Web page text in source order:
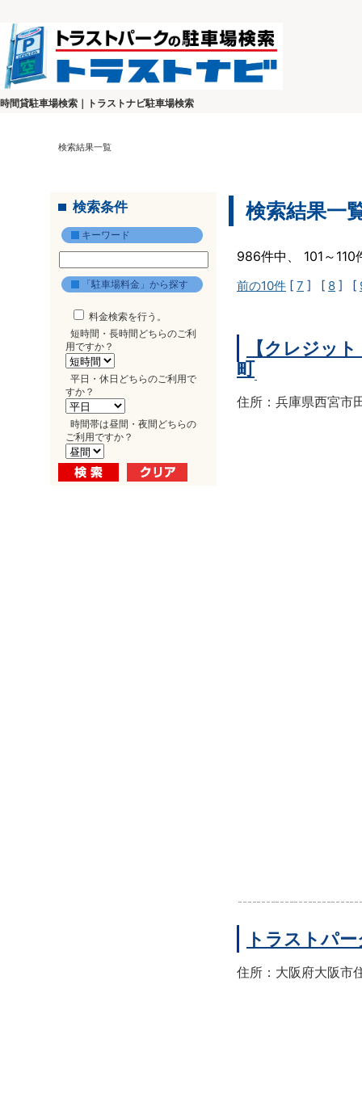
時間貸駐車場検索｜トラストナビ駐車場検索
検索結果一覧
検索条件
キーワード
「駐車場料金」から探す
料金検索を行う。
短時間・長時間どちらのご利
用ですか？
平日・休日どちらのご利用で
すか？
時間帯は昼間・夜間どちらの
ご利用ですか？
検索結果一
986件中、 101～
前の10件 [ 7 ] [ 8 ] [
【クレジッ
町
住所：兵庫県西宮市
トラストパ
住所：大阪府大阪市